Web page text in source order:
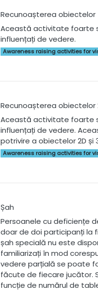
Recunoașterea obiectelor
Această activitate foarte
influențați de vedere.
Awareness raising activities for
Recunoașterea obiectelor
Această activitate foarte
influențați de vedere.
potrivire a obiectelor 2D și
Awareness raising activities for
Șah
Persoanele cu deficiențe
doar de doi participanți la
șah specială nu este
familiarizați în mod
vedere parțială se poate
făcute de fiecare jucător.
funcție de numărul de